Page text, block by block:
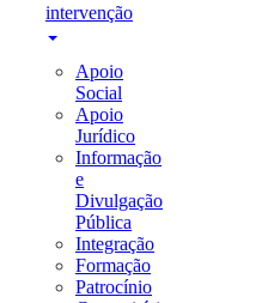
intervenção
Apoio
Social
Apoio
Jurídico
Informação
e
Divulgação
Pública
Integração
Formação
Patrocínio